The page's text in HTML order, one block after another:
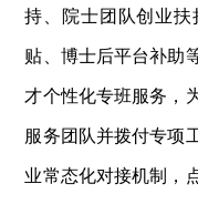
持、院士团队创业
贴、博士后平台补助
才个性化专班服务，
服务团队并拨付专项
业常态化对接机制，